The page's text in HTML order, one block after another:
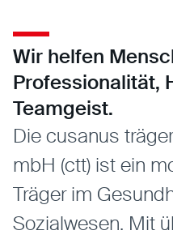
Die cusanus
mbH (ctt) ist ein
Träger im
Sozialwesen. Mit
Wir helfen
Professionalität,
Teamgeist.